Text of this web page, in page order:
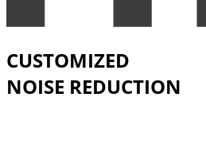
CUSTOMIZED
NOISE REDUCTION